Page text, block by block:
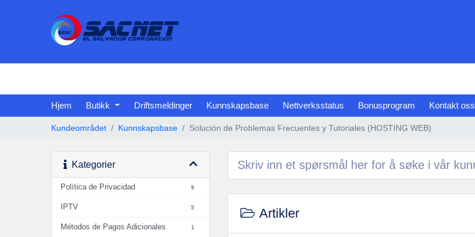
Hjem Butikk Driftsmeldinger Kunnskapsbase Nettverksstatus Bonusprogram Kontakt oss
Kundeområdet Kunnskapsbase Solución de Problemas Frecuentes y Tutoriales (HOSTING WEB)
Kategorier
Política de Privacidad 9
IPTV 5
Métodos de Pagos Adicionales 1
Artikler